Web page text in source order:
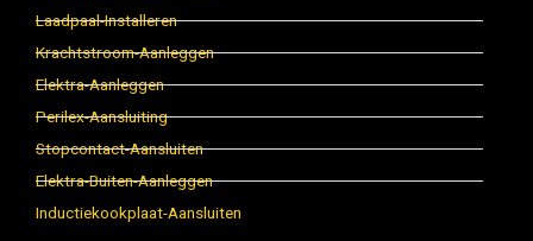
Laadpaal-Installeren
Krachtstroom-Aanleggen
Elektra-Aanleggen
Perilex-Aansluiting
Stopcontact-Aansluiten
Elektra-Buiten-Aanleggen
Inductiekookplaat-Aansluiten